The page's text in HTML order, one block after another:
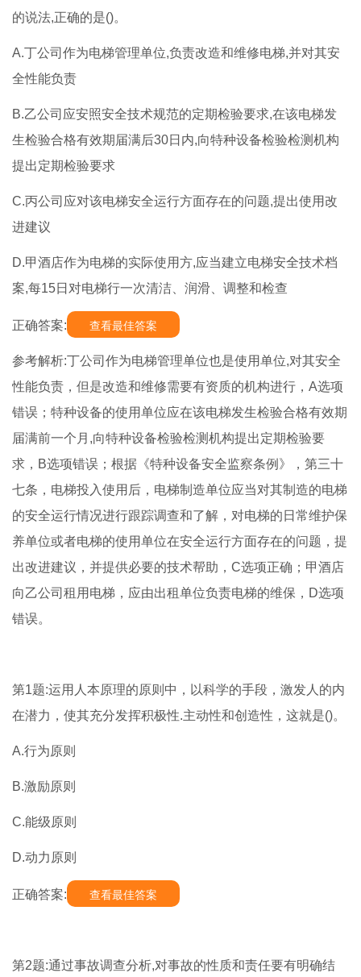
的说法,正确的是()。
A.丁公司作为电梯管理单位,负责改造和维修电梯,并对其安
全性能负责
B.乙公司应安照安全技术规范的定期检验要求,在该电梯发
生检验合格有效期届满后30日内,向特种设备检验检测机构
提出定期检验要求
C.丙公司应对该电梯安全运行方面存在的问题,提出使用改
进建议
D.甲酒店作为电梯的实际使用方,应当建立电梯安全技术档
案,每15日对电梯行一次清洁、润滑、调整和检查
正确答案: 查看最佳答案
参考解析:丁公司作为电梯管理单位也是使用单位,对其安全
性能负责，但是改造和维修需要有资质的机构进行，A选项
错误；特种设备的使用单位应在该电梯发生检验合格有效期
届满前一个月,向特种设备检验检测机构提出定期检验要
求，B选项错误；根据《特种设备安全监察条例》，第三十
七条，电梯投入使用后，电梯制造单位应当对其制造的电梯
的安全运行情况进行跟踪调查和了解，对电梯的日常维护保
养单位或者电梯的使用单位在安全运行方面存在的问题，提
出改进建议，并提供必要的技术帮助，C选项正确；甲酒店
向乙公司租用电梯，应由出租单位负责电梯的维保，D选项
错误。
第1题:运用人本原理的原则中，以科学的手段，激发人的内
在潜力，使其充分发挥积极性.主动性和创造性，这就是()。
A.行为原则
B.激励原则
C.能级原则
D.动力原则
正确答案: 查看最佳答案
第2题:通过事故调查分析,对事故的性质和责任要有明确结